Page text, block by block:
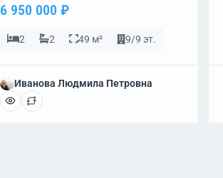
6 950 000 ₽
2 2 49 м² 9/9 эт.
Иванова Людмила Петровна